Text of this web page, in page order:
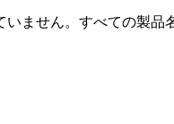
ません。すべての製